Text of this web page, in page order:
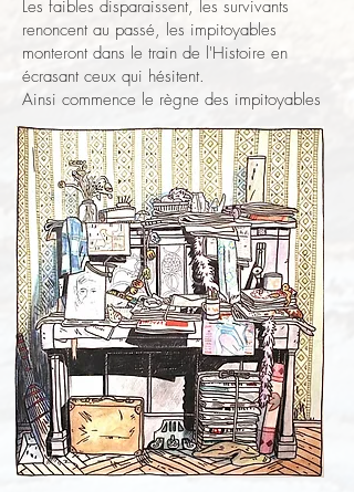
Les faibles disparaissent, les survivants
renoncent au passé, les impitoyables
monteront dans le train de l'Histoire en
écrasant ceux qui hésitent.
Ainsi commence le règne des impitoyables